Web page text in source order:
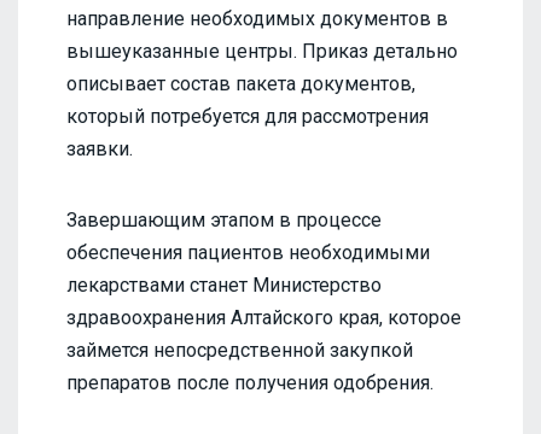
направление необходимых документов в
вышеуказанные центры. Приказ детально
описывает состав пакета документов,
который потребуется для рассмотрения
заявки.
Завершающим этапом в процессе
обеспечения пациентов необходимыми
лекарствами станет Министерство
здравоохранения Алтайского края, которое
займется непосредственной закупкой
препаратов после получения одобрения.